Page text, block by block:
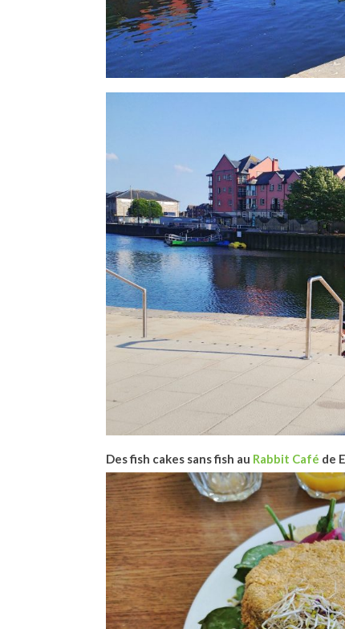
Des fish cakes sans fish au Rabbit Café de